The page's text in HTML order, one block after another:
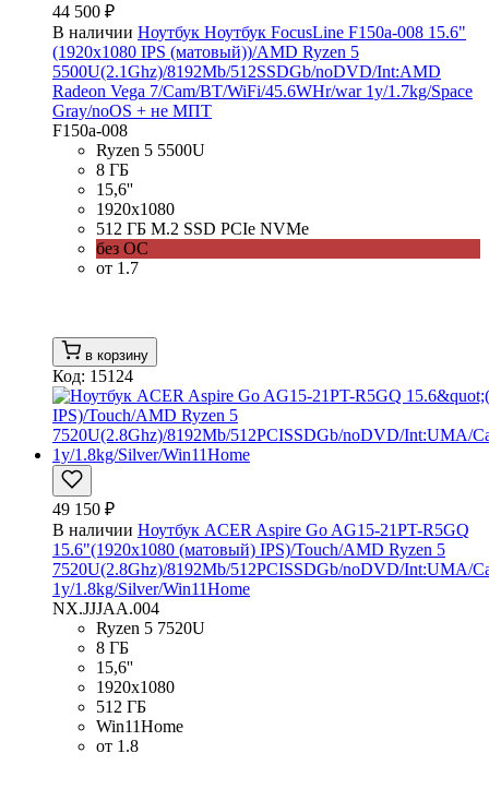
44 500 ₽
В наличии Ноутбук Ноутбук FocusLine F150a-008 15.6"
(1920x1080 IPS (матовый))/AMD Ryzen 5
5500U(2.1Ghz)/8192Mb/512SSDGb/noDVD/Int:AMD
Radeon Vega 7/Cam/BT/WiFi/45.6WHr/war 1y/1.7kg/Space
Gray/noOS + не МПТ
F150a-008
Ryzen 5 5500U
8 ГБ
15,6''
1920x1080
512 ГБ M.2 SSD PCIe NVMe
без ОС
от 1.7
в корзину
Код: 15124
49 150 ₽
В наличии Ноутбук ACER Aspire Go AG15-21PT-R5GQ
15.6"(1920x1080 (матовый) IPS)/Touch/AMD Ryzen 5
7520U(2.8Ghz)/8192Mb/512PCISSDGb/noDVD/Int:UMA/
1y/1.8kg/Silver/Win11Home
NX.JJJAA.004
Ryzen 5 7520U
8 ГБ
15,6''
1920x1080
512 ГБ
Win11Home
от 1.8